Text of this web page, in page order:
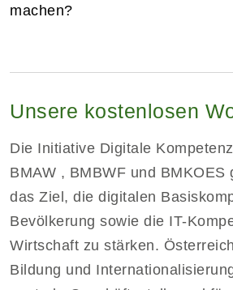
machen?
Unsere kostenlosen
Die Initiative Digitale
BMAW , BMBWF und BMKOES
das Ziel, die digitalen
Bevölkerung sowie die IT-
Wirtschaft zu stärken.
Bildung und